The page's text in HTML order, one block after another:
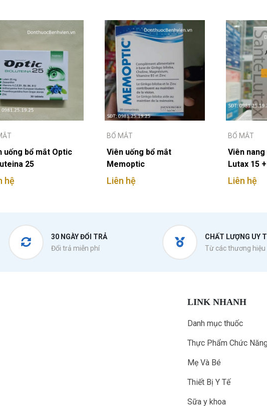
uống bổ mắt Optic
25
hệ
BỔ MẮT
Viên uống bổ mắt
Memoptic
Liên hệ
BỔ MẮT
Viên
Lutax 15
Mineral
Liên hệ
30 NGÀY ĐỔI TRẢ
Đổi trả miễn phí
CHẤT LƯỢNG UY
Từ các thương hiệu
LINK NHANH
Danh mục thuốc
Thực Phẩm Chức
Mẹ Và Bé
Thiết Bị Y Tế
Sữa y khoa